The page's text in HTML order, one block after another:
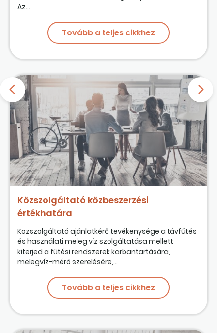
Az...
Tovább a teljes cikkhez
Közszolgáltató közbeszerzési
értékhatára
Közszolgáltató ajánlatkérő tevékenysége a távfűtés
és használati meleg víz szolgáltatása mellett
kiterjed a fűtési rendszerek karbantartására,
melegvíz-mérő szerelésére,...
Tovább a teljes cikkhez